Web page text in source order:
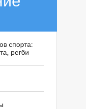
спорта:
регби